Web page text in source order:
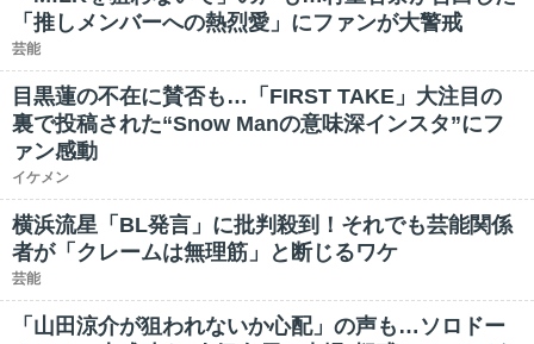
「推しメンバーへの熱烈愛」にファンが大警戒
芸能
目黒蓮の不在に賛否も…「FIRST TAKE」大注目の
裏で投稿された“Snow Manの意味深インスタ”にフ
ァン感動
イケメン
横浜流星「BL発言」に批判殺到！それでも芸能関係
者が「クレームは無理筋」と断じるワケ
芸能
「山田涼介が狙われないか心配」の声も…ソロドー